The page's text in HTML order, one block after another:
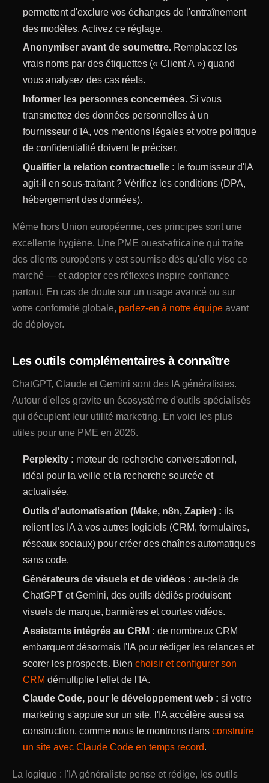
permettent d'exclure vos échanges de l'entraînement
des modèles. Activez ce réglage.
Anonymiser avant de soumettre.Remplacez les
vrais noms par des étiquettes (« Client A ») quand
vous analysez des cas réels.
Informer les personnes concernées.Si vous
transmettez des données personnelles à un
fournisseur d'IA, vos mentions légales et votre politique
de confidentialité doivent le préciser.
Qualifier la relation contractuelle : le fournisseur d'IA
agit-il en sous-traitant ? Vérifiez les conditions (DPA,
hébergement des données).
Même hors Union européenne, ces principes sont une
excellente hygiène. Une PME ouest-africaine qui traite
des clients européens y est soumise dès qu'elle vise ce
marché — et adopter ces réflexes inspire confiance
partout. En cas de doute sur un usage avancé ou sur
votre conformité globale, parlez-en à notre équipe avant
de déployer.
Les outils complémentaires à connaître
ChatGPT, Claude et Gemini sont des IA généralistes.
Autour d'elles gravite un écosystème d'outils spécialisés
qui décuplent leur utilité marketing. En voici les plus
utiles pour une PME en 2026.
Perplexity : moteur de recherche conversationnel,
idéal pour la veille et la recherche sourcée et
actualisée.
Outils d'automatisation (Make, n8n, Zapier) : ils
relient les IA à vos autres logiciels (CRM, formulaires,
réseaux sociaux) pour créer des chaînes automatiques
sans code.
Générateurs de visuels et de vidéos : au-delà de
ChatGPT et Gemini, des outils dédiés produisent
visuels de marque, bannières et courtes vidéos.
Assistants intégrés au CRM : de nombreux CRM
embarquent désormais l'IA pour rédiger les relances et
scorer les prospects. Bien choisir et configurer son
CRM démultiplie l'effet de l'IA.
Claude Code, pour le développement web : si votre
marketing s'appuie sur un site, l'IA accélère aussi sa
construction, comme nous le montrons dans construire
un site avec Claude Code en temps record.
La logique : l'IA généraliste pense et rédige, les outils